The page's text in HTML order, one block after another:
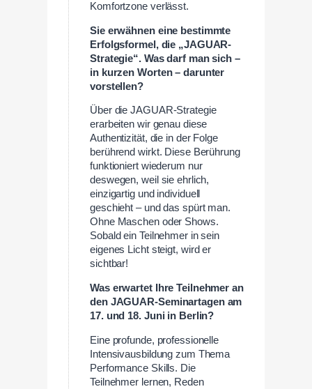
Komfortzone verlässt.
Sie erwähnen eine bestimmte
Erfolgsformel, die „JAGUAR-
Strategie“. Was darf man sich –
in kurzen Worten – darunter
vorstellen?
Über die JAGUAR-Strategie
erarbeiten wir genau diese
Authentizität, die in der Folge
berührend wirkt. Diese Berührung
funktioniert wiederum nur
deswegen, weil sie ehrlich,
einzigartig und individuell
geschieht – und das spürt man.
Ohne Maschen oder Shows.
Sobald ein Teilnehmer in sein
eigenes Licht steigt, wird er
sichtbar!
Was erwartet Ihre Teilnehmer an
den JAGUAR-Seminartagen am
17. und 18. Juni in Berlin?
Eine profunde, professionelle
Intensivausbildung zum Thema
Performance Skills. Die
Teilnehmer lernen, Reden